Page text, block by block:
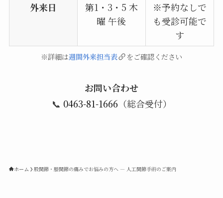
外来日
第1・3・5 木
曜 午後
※予約なしで
も受診可能で
す
※詳細は週間外来担当表 をご確認ください
お問い合わせ
📞 0463-81-1666 （総合受付）
ホーム 股関節・膝関節の痛みでお悩みの方へ ― 人工関節手術のご案内